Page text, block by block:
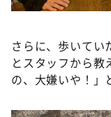
さらに、歩いてい
とスタッフから教
の、大嫌いや！」